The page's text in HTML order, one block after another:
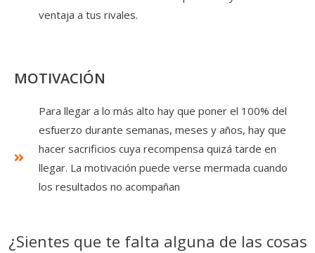
ventaja a tus rivales.
MOTIVACIÓN
Para llegar a lo más alto hay que poner el 100% del
esfuerzo durante semanas, meses y años, hay que
hacer sacrificios cuya recompensa quizá tarde en
llegar. La motivación puede verse mermada cuando
los resultados no acompañan
¿Sientes que te falta alguna de las cosas